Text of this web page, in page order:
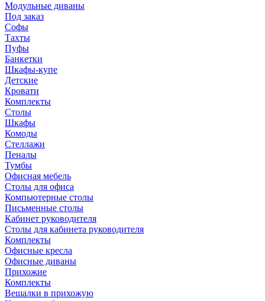
Модульные диваны
Под заказ
Софы
Тахты
Пуфы
Банкетки
Шкафы-купе
Детские
Кровати
Комплекты
Столы
Шкафы
Комоды
Стеллажи
Пеналы
Тумбы
Офисная мебель
Столы для офиса
Компьютерные столы
Письменные столы
Кабинет руководителя
Столы для кабинета руководителя
Комплекты
Офисные кресла
Офисные диваны
Прихожие
Комплекты
Вешалки в прихожую